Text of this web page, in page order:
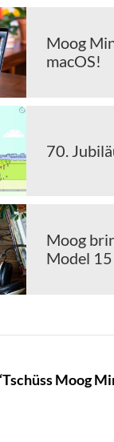
Moog
macOS!
70.
Moog
Model 15
Moog